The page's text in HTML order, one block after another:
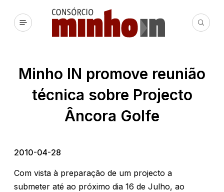
Minho IN promove reunião
técnica sobre Projecto
Âncora Golfe
2010-04-28
Com vista à preparação de um projecto a
submeter até ao próximo dia 16 de Julho, ao